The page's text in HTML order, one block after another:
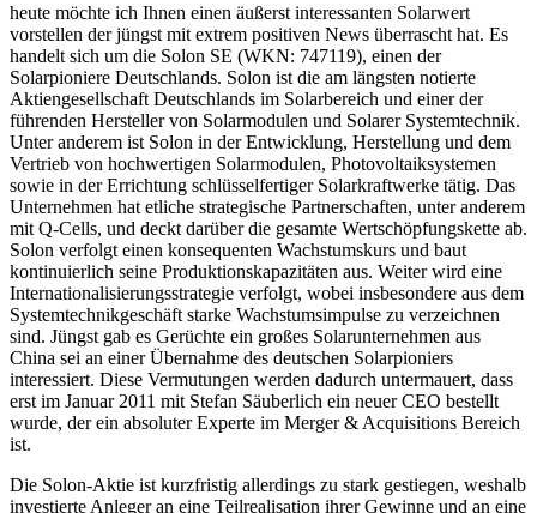
heute möchte ich Ihnen einen äußerst interessanten Solarwert
vorstellen der jüngst mit extrem positiven News überrascht hat. Es
handelt sich um die Solon SE (WKN: 747119), einen der
Solarpioniere Deutschlands. Solon ist die am längsten notierte
Aktiengesellschaft Deutschlands im Solarbereich und einer der
führenden Hersteller von Solarmodulen und Solarer Systemtechnik.
Unter anderem ist Solon in der Entwicklung, Herstellung und dem
Vertrieb von hochwertigen Solarmodulen, Photovoltaiksystemen
sowie in der Errichtung schlüsselfertiger Solarkraftwerke tätig. Das
Unternehmen hat etliche strategische Partnerschaften, unter anderem
mit Q-Cells, und deckt darüber die gesamte Wertschöpfungskette ab.
Solon verfolgt einen konsequenten Wachstumskurs und baut
kontinuierlich seine Produktionskapazitäten aus. Weiter wird eine
Internationalisierungsstrategie verfolgt, wobei insbesondere aus dem
Systemtechnikgeschäft starke Wachstumsimpulse zu verzeichnen
sind. Jüngst gab es Gerüchte ein großes Solarunternehmen aus
China sei an einer Übernahme des deutschen Solarpioniers
interessiert. Diese Vermutungen werden dadurch untermauert, dass
erst im Januar 2011 mit Stefan Säuberlich ein neuer CEO bestellt
wurde, der ein absoluter Experte im Merger & Acquisitions Bereich
ist.
Die Solon-Aktie ist kurzfristig allerdings zu stark gestiegen, weshalb
investierte Anleger an eine Teilrealisation ihrer Gewinne und an eine